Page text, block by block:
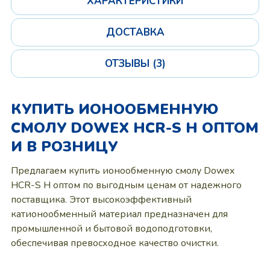
ДОСТАВКА
ОТЗЫВЫ (3)
КУПИТЬ ИОНООБМЕННУЮ
СМОЛУ DOWEX HCR-S H ОПТОМ
И В РОЗНИЦУ
Предлагаем купить ионообменную смолу Dowex
HCR-S H оптом по выгодным ценам от надежного
поставщика. Этот высокоэффективный
катионообменный материал предназначен для
промышленной и бытовой водоподготовки,
обеспечивая превосходное качество очистки.